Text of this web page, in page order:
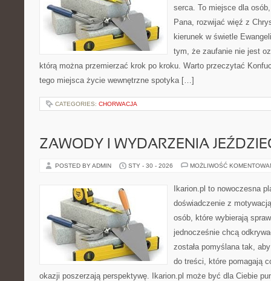
serca. To miejsce dla
Pana, rozwijać więź z
kierunek w świetle
tym, że zaufanie nie jest
którą można przemierzać krok po kroku. Warto przeczytać
tego miejsca życie wewnętrzne spotyka […]
CATEGORIES: CHORWACJA
ZAWODY I WYDARZENIA
POSTED BY ADMIN STY - 30 - 2026 MOŻLIWOŚĆ
Ikarion.pl to nowoczesna
doświadczenie z
osób, które wybierają
jednocześnie chcą
została pomyślana tak,
do treści, które pomagają
okazji poszerzają perspektywę. Ikarion.pl może być dla Ciebie